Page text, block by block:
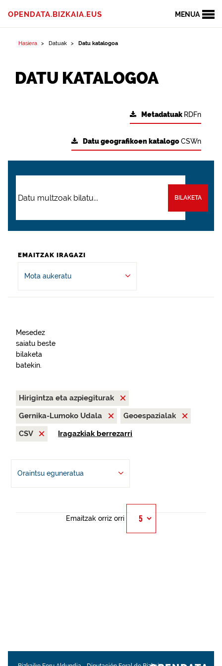
MENUA
OPENDATA.BIZKAIA.EUS
Hasiera Datuak Datu katalogoa
DATU KATALOGOA
Metadatuak RDFn
Datu geografikoen katalogoCSWn
BILAKETA
EMAITZAK IRAGAZI
Mota aukeratu
Mesedez
saiatu beste
bilaketa
batekin.
Hirigintza eta azpiegiturak
Gernika-Lumoko Udala
Geoespazialak
CSV
Iragazkiak berrezarri
Oraintsu eguneratua
Emaitzak orriz orri